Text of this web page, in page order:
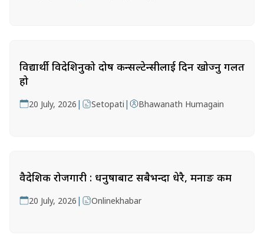
विद्यार्थी विदेशिनुको दोष कन्सल्टेन्सीलाई दिन खोज्नु गलत
हो
20 July, 2026 | Setopati | Bhawanath Humagain
वैदेशिक रोजगारी : धनुषाबाट सबैभन्दा धेरै, मनाङ कम
20 July, 2026 | Onlinekhabar